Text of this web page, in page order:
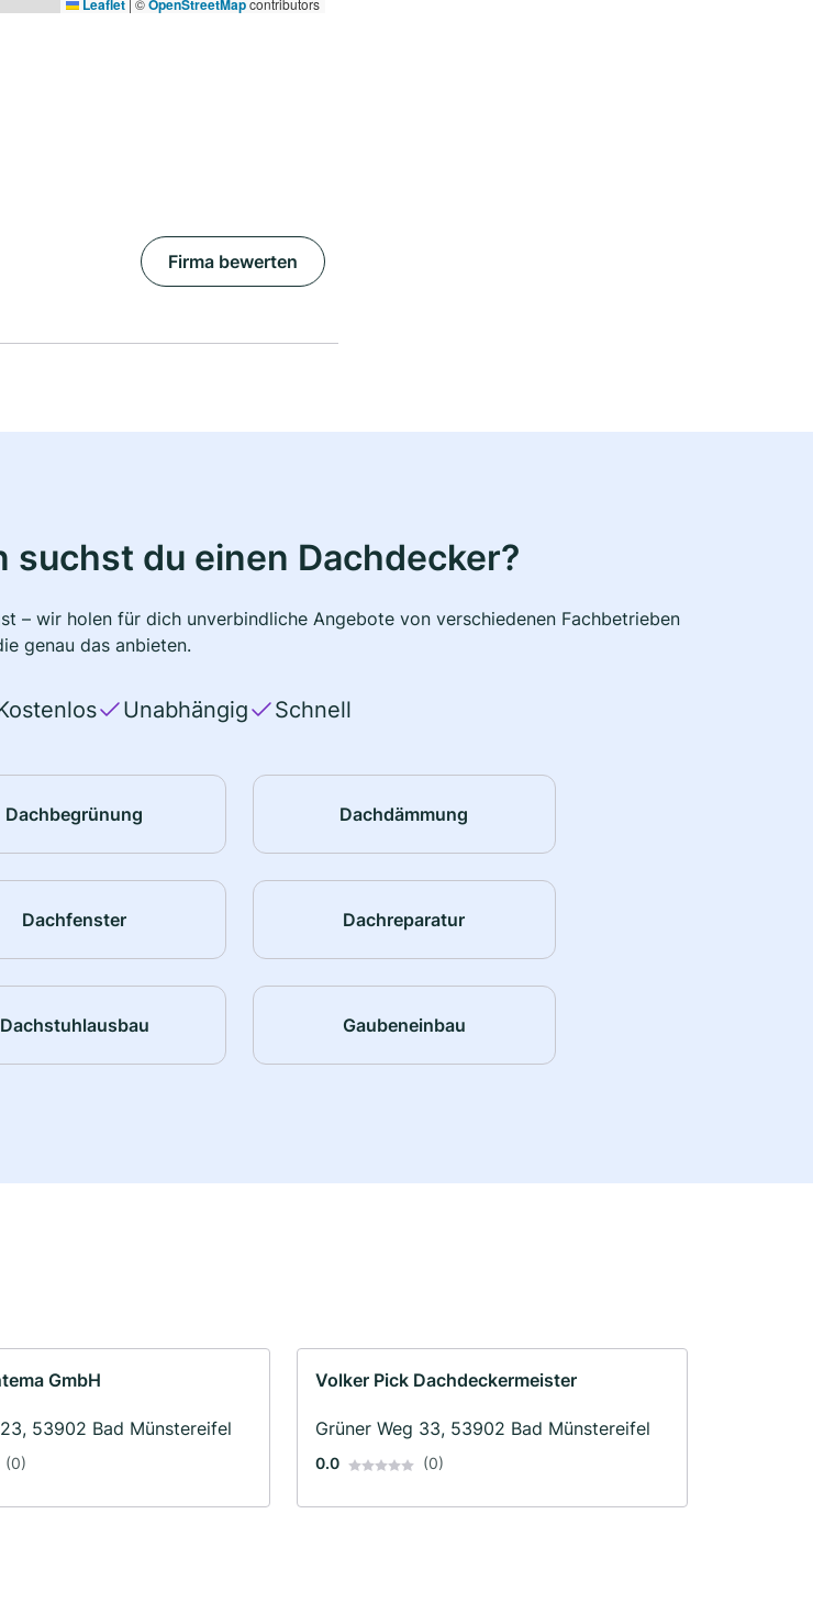
Leaflet | ©OpenStreetMapcontributors
Firma bewerten
suchst du einen Dachdecker?
– wir holen für dich unverbindliche Angebote von verschiedenen Fachbetrieben
genau das anbieten.
Unabhängig Schnell
Dachbegrünung Dachdämmung
Dachfenster Dachreparatur
Dachstuhlausbau Gaubeneinbau
GmbH
53902 Bad Münstereifel
(0)
Volker Pick Dachdeckermeister
Grüner Weg 33, 53902 Bad Münstereifel
0.0 (0)